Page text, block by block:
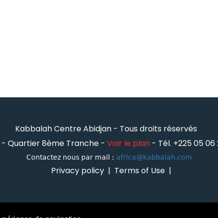
Kabbalah Centre Abidjan - Tous droits réservés
Quartier 8ème Tranche - Voir le plan - Tél. +225 05 06
Contactez nous par mail : africa@kabbalah.com
Privacy policy| Terms of Use |